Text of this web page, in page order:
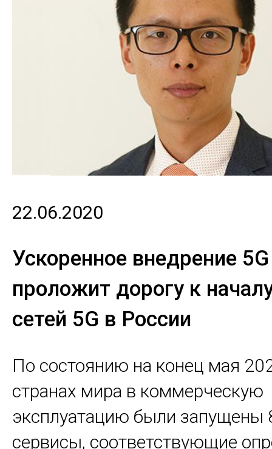
22.06.2020
Ускоренное внедрение
проложит дорогу к
сетей 5G в России
По состоянию на конец мая
странах мира в коммерческую
эксплуатацию были запущены
сервисы, соответствующие